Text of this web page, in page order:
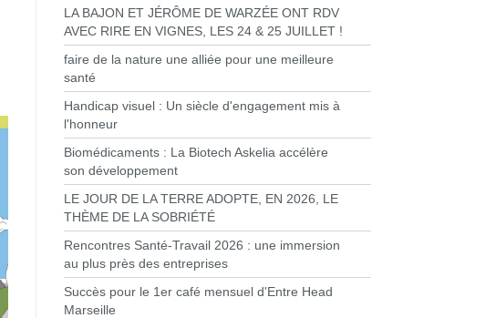
LA BAJON ET JÉRÔME DE WARZÉE ONT RDV
AVEC RIRE EN VIGNES, LES 24 & 25 JUILLET !
faire de la nature une alliée pour une meilleure
santé
Handicap visuel : Un siècle d'engagement mis à
l'honneur
Biomédicaments : La Biotech Askelia accélère
son développement
LE JOUR DE LA TERRE ADOPTE, EN 2026, LE
THÈME DE LA SOBRIÉTÉ
Rencontres Santé-Travail 2026 : une immersion
au plus près des entreprises
Succès pour le 1er café mensuel d'Entre Head
Marseille